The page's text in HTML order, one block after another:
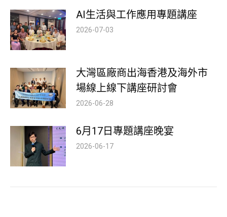
AI生活與工作應用專題講座
2026-07-03
大灣區廠商出海香港及海外市
場線上線下講座研討會
2026-06-28
6月17日專題講座晚宴
2026-06-17